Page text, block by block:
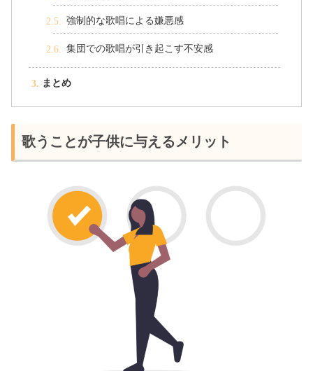
強制的な歌唱による嫌悪感
集団での歌唱が引き起こす不安感
まとめ
歌うことが子供に与えるメリット